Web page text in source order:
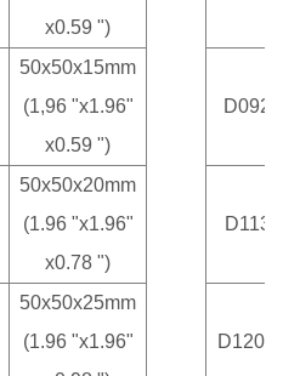
x0.59 ")
50x50x15mm
(1,96 "x1.96"
x0.59 ")
50x50x20mm
(1.96 "x1.96"
x0.78 ")
50x50x25mm
(1.96 "x1.96"